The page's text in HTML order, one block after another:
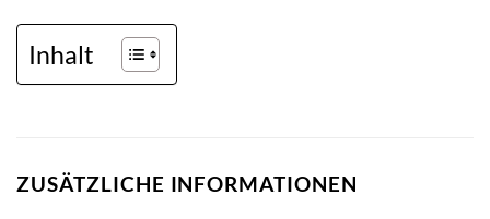
Inhalt
ZUSÄTZLICHE INFORMATIONEN